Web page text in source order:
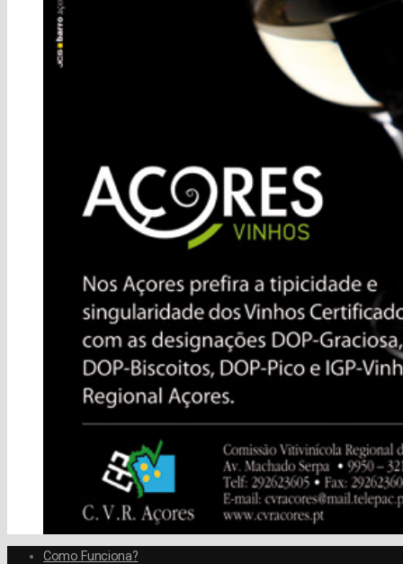
Como Funciona?